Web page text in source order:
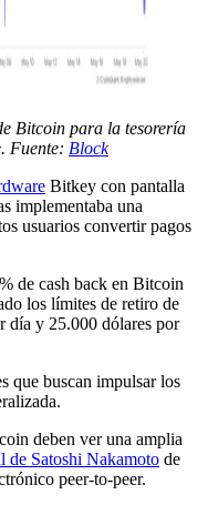
Bitcoin para la tesorería
Fuente: Block
Bitkey con pantalla
implementaba una
usuarios convertir pagos
de cash back en Bitcoin
los límites de retiro de
día y 25.000 dólares por
que buscan impulsar los
deben ver una amplia
de Satoshi Nakamoto de
peer-to-peer.